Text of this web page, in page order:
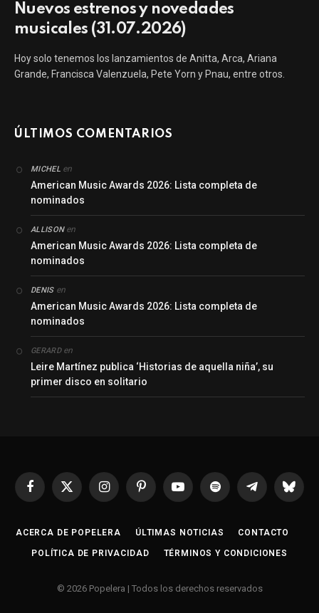
Nuevos estrenos y novedades
musicales (31.07.2026)
Hoy solo tenemos los lanzamientos de Anitta, Arca, Ariana
Grande, Francisca Valenzuela, Pete Yorn y Pnau, entre otros.
ÚLTIMOS COMENTARIOS
MICHELen
American Music Awards 2026: Lista completa de
nominados
ALLISONen
American Music Awards 2026: Lista completa de
nominados
DENISen
American Music Awards 2026: Lista completa de
nominados
GERARDen
Leire Martínez publica ‘Historias de aquella niña’, su
primer disco en solitario
Facebook
X
InstagramPinterestYouTubeSpotify Telegrama
ACERCA DE POPELERA ÚLTIMAS NOTICIAS CONTACTO
POLÍTICA DE PRIVACIDAD TÉRMINOS Y CONDICIONES
© 2026 Popelera | Todos los derechos reservados